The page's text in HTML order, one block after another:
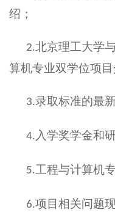
绍；
2.北京理工大学
算机专业双学位项目
3.录取标准的最
4. 入学奖学金和
5.工程与计算机
6.项目相关问题